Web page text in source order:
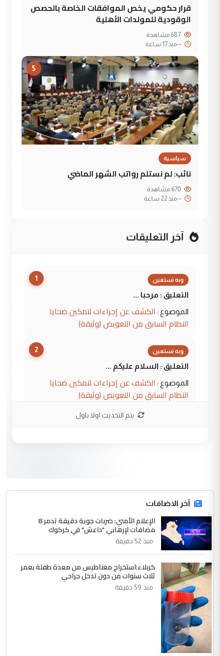
قرار حكومي يخص الموافقات الخاصة بالحصص
الوقودية للمولدات الأهلية
--منذ 17 ساعة
5
سياسية
نائب: لم نستلم رواتب الشهر الماضي
--منذ 22 ساعة
آخر التعليقات
1 وبه نستعين
التعليق : مرحبا ...
الموضوع : الكشف عن إجراءات لتمكين ضحايا
النظام السابق من التعويض (وثيقة)
2 وبه نستعين
التعليق : السلام عليكم ...
الموضوع : الكشف عن إجراءات لتمكين ضحايا
النظام السابق من التعويض (وثيقة)
صلاح مهدي حسن
التعليق : صلاح مهدي حسن ...
الموضوع :
هيئة الحج تصدر قرارا يخص "لم الشمل"
وتعديل استمارة قرعة الحج
صلاح مهدي حسن
التعليق : صلاح مهدي حسن ...
الموضوع :
وتعديل استمارة قرعة الحج
يتم التحديث اولا باول
آخر الاضافات
الإعلام الأمني: ضربات جوية دقيقة تدمر 8
مضافات لإرهابي "داعش" في كركوك
منذ 52 دقيقة
كربلاء:استخراج مغناطيس من معدة طفلة بعمر
ثلاث سنوات من دون تدخل جراحي
منذ 59 دقيقة